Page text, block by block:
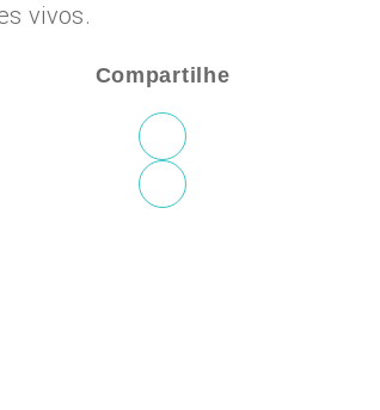
vivos.
Compartilhe